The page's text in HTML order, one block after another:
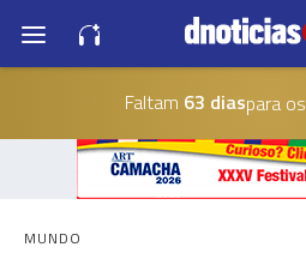
Faltam 63 diaspara os
MUNDO